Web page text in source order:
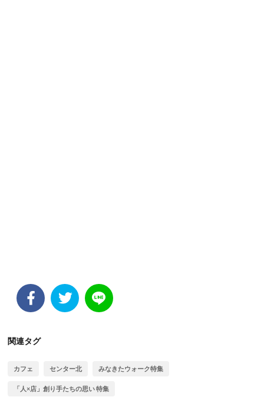
関連タグ
カフェ センター北 みなきたウォーク特集
「人×店」創り手たちの思い 特集